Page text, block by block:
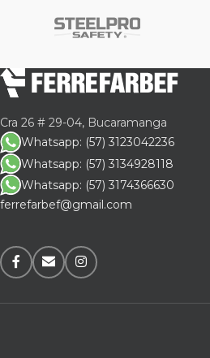
Cra 26 # 29-04, Bucaramanga
Whatsapp: (57) 3123042236
Whatsapp: (57) 3134928118
Whatsapp: (57) 3174366630
ferrefarbef@gmail.com